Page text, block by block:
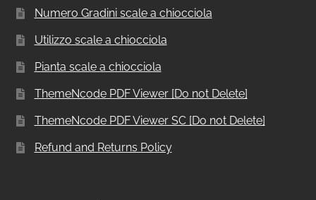
Numero Gradini scale a chiocciola
Utilizzo scale a chiocciola
Pianta scale a chiocciola
ThemeNcode PDF Viewer [Do not Delete]
ThemeNcode PDF Viewer SC [Do not Delete]
Refund and Returns Policy